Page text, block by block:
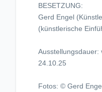
BESETZUNG:
Gerd Engel
(künstlerische
Ausstellungsdauer:
24.10.25
Fotos: © Gerd